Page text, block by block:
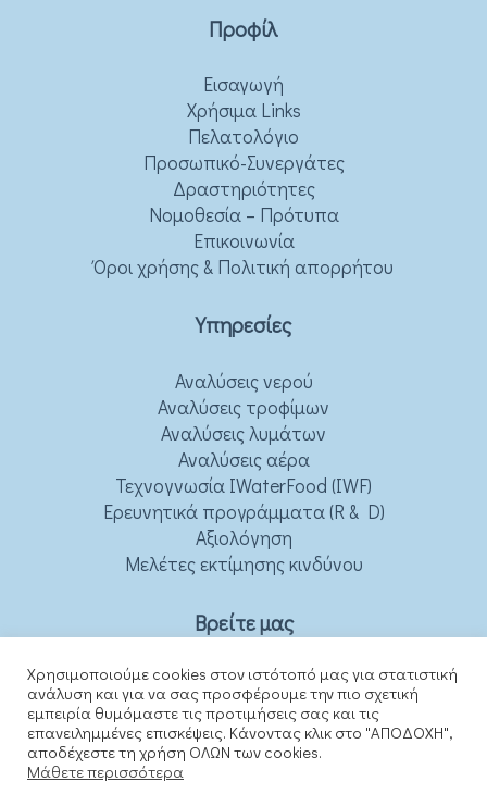
Προφίλ
Εισαγωγή
Χρήσιμα Links
Πελατολόγιο
Προσωπικό-Συνεργάτες
Δραστηριότητες
Νομοθεσία – Πρότυπα
Επικοινωνία
Όροι χρήσης & Πολιτική απορρήτου
Υπηρεσίες
Αναλύσεις νερού
Αναλύσεις τροφίμων
Αναλύσεις λυμάτων
Αναλύσεις αέρα
Τεχνογνωσία IWaterFood (IWF)
Ερευνητικά προγράμματα (R & D)
Αξιολόγηση
Μελέτες εκτίμησης κινδύνου
Βρείτε μας
Χρησιμοποιούμε cookies στον ιστότοπό μας για στατιστική
ανάλυση και για να σας προσφέρουμε την πιο σχετική
εμπειρία θυμόμαστε τις προτιμήσεις σας και τις
επανειλημμένες επισκέψεις. Κάνοντας κλικ στο "ΑΠΟΔΟΧΗ",
αποδέχεστε τη χρήση ΟΛΩΝ των cookies.
Μάθετε περισσότερα